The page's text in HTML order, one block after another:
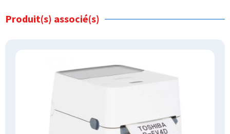
Produit(s) associé(s)